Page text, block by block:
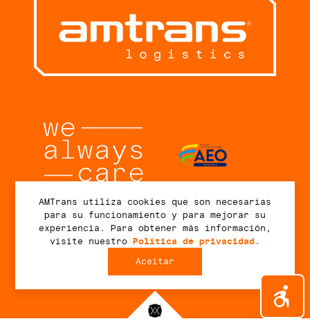
Conectar
2026 © AMTrans Logistics. Todos los derechos reservados.
AMTrans utiliza cookies que son necesarias
para su funcionamiento y para mejorar su
experiencia. Para obtener más información,
visite nuestro Política de privacidad.
Aceitar